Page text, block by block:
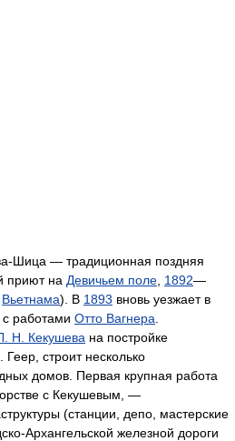
Шица — традиционная поздняя
приют на Девичьем поле 1892—
Вьетнама). В 1893 вновь уезжает в
с работами Отто Вагнера
Н. Кекушева на постройке
строит несколько
домов. Первая крупная работа
с Кекушевым, —
(станции, депо, мастерские
Архангельской железной дороги